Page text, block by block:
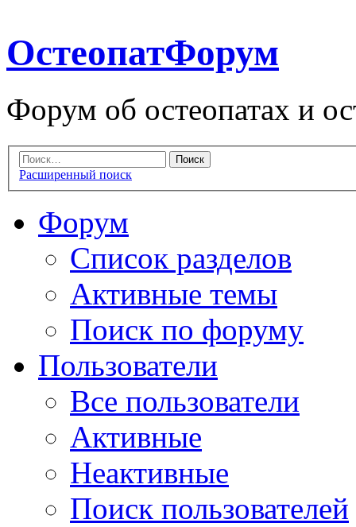
ОстеопатФорум
Форум об остеопатах и
Расширенный поиск
Форум
Список разделов
Активные темы
Поиск по форуму
Пользователи
Все пользователи
Активные
Неактивные
Поиск пользователей